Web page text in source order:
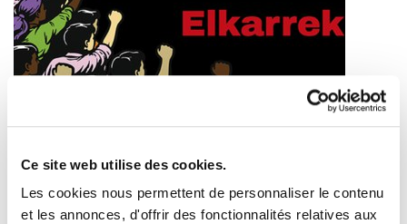
Ce site web utilise des cookies.
Les cookies nous permettent de personnaliser le contenu
et les annonces, d'offrir des fonctionnalités relatives aux
Appel à manifester le 1er Mai sous le slogan «
Alda et Bizi
2026/04/22